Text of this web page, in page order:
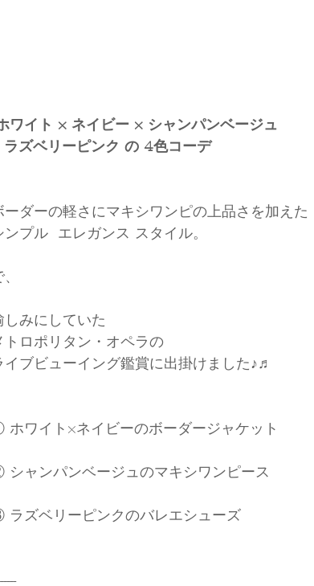
ワイト × ネイビー × シャンパンベージュ
ラズベリーピンク の 4色コーデ
ーダーの軽さにマキシワンピの上品さを加えた
ンプル  エレガンス スタイル。
しみにしていた
トロポリタン・オペラの
イブビューイング鑑賞に出掛けました♪♬
ワイト×ネイビーのボーダージャケット
ャンパンベージュのマキシワンピース
ズベリーピンクのバレエシューズ